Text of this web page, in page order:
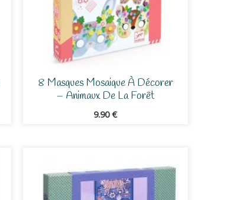
8 Masques Mosaique À Décorer
– Animaux De La Forêt
9.90€